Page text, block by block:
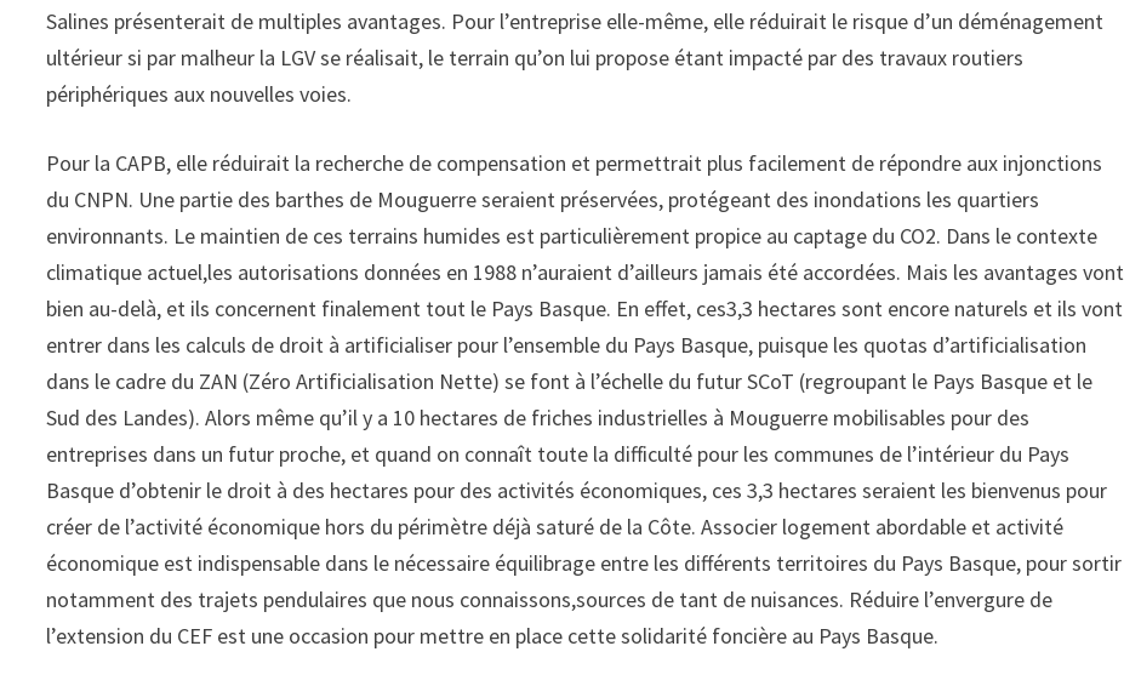
Salines présenterait de multiples avantages. Pour l’entreprise elle-même, elle réduirait le risque d’un déménagement
ultérieur si par malheur la LGV se réalisait, le terrain qu’on lui propose étant impacté par des travaux routiers
périphériques aux nouvelles voies.
Pour la CAPB, elle réduirait la recherche de compensation et permettrait plus facilement de répondre aux injonctions
du CNPN. Une partie des barthes de Mouguerre seraient préservées, protégeant des inondations les quartiers
environnants. Le maintien de ces terrains humides est particulièrement propice au captage du CO2. Dans le contexte
climatique actuel,les autorisations données en 1988 n’auraient d’ailleurs jamais été accordées. Mais les avantages vont
bien au-delà, et ils concernent finalement tout le Pays Basque. En effet, ces3,3 hectares sont encore naturels et ils vont
entrer dans les calculs de droit à artificialiser pour l’ensemble du Pays Basque, puisque les quotas d’artificialisation
dans le cadre du ZAN (Zéro Artificialisation Nette) se font à l’échelle du futur SCoT (regroupant le Pays Basque et le
Sud des Landes). Alors même qu’il y a 10 hectares de friches industrielles à Mouguerre mobilisables pour des
entreprises dans un futur proche, et quand on connaît toute la difficulté pour les communes de l’intérieur du Pays
Basque d’obtenir le droit à des hectares pour des activités économiques, ces 3,3 hectares seraient les bienvenus pour
créer de l’activité économique hors du périmètre déjà saturé de la Côte. Associer logement abordable et activité
économique est indispensable dans le nécessaire équilibrage entre les différents territoires du Pays Basque, pour sortir
notamment des trajets pendulaires que nous connaissons,sources de tant de nuisances. Réduire l’envergure de
l’extension du CEF est une occasion pour mettre en place cette solidarité foncière au Pays Basque.